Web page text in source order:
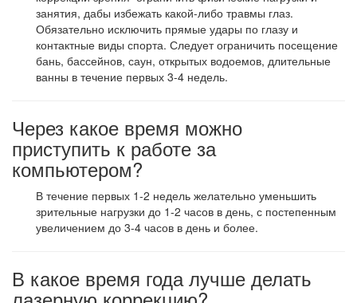
занятия, дабы избежать какой-либо травмы глаз.
Обязательно исключить прямые удары по глазу и
контактные виды спорта. Следует ограничить посещение
бань, бассейнов, саун, открытых водоемов, длительные
ванны в течение первых 3-4 недель.
Через какое время можно
приступить к работе за
компьютером?
В течение первых 1-2 недель желательно уменьшить
зрительные нагрузки до 1-2 часов в день, с постепенным
увеличением до 3-4 часов в день и более.
В какое время года лучше делать